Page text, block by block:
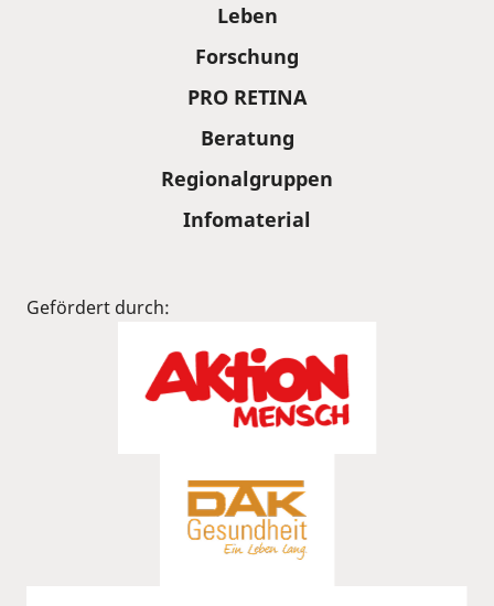
Leben
Forschung
PRO RETINA
Beratung
Regionalgruppen
Infomaterial
Gefördert durch: